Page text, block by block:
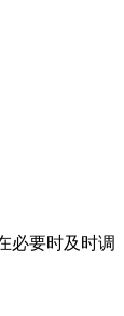
必要时及时调